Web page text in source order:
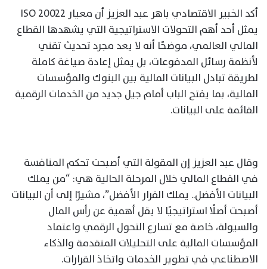
أكد الخبير الاقتصادي باهر عبد العزيز أن معيار ISO 20022
يمثل أحد أهم التحولات الاستراتيجية التي يشهدها القطاع
المالي العالمي، موضحًا أنه لا يعد مجرد تحديث تقني
لأنظمة رسائل المدفوعات، بل يمثل إعادة صياغة كاملة
لطريقة تبادل البيانات المالية بين البنوك والمؤسسات
المالية، بما يفتح الباب أمام جيل جديد من الخدمات الرقمية
القائمة على البيانات.
وقال عبد العزيز إن المقولة التي أصبحت تحكم المنافسة
في القطاع المالي خلال المرحلة الحالية هي: “من يملك
البيانات الأفضل.. يملك القرار الأفضل”، مشيرًا إلى أن البيانات
أصبحت أصلًا استراتيجيًا لا يقل أهمية عن رأس المال
والسيولة، خاصة مع تسارع التحول الرقمي واعتماد
المؤسسات المالية على التحليلات المتقدمة والذكاء
الاصطناعي في تطوير الخدمات واتخاذ القرارات.